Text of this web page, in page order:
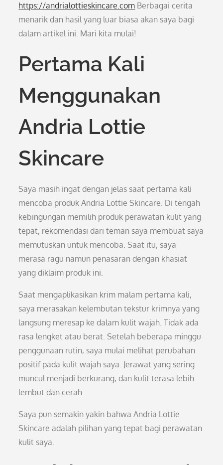
https://andrialottieskincare.com Berbagai cerita
menarik dan hasil yang luar biasa akan saya bagi
dalam artikel ini. Mari kita mulai!
Pertama Kali
Menggunakan
Andria Lottie
Skincare
Saya masih ingat dengan jelas saat pertama kali
mencoba produk Andria Lottie Skincare. Di tengah
kebingungan memilih produk perawatan kulit yang
tepat, rekomendasi dari teman saya membuat saya
memutuskan untuk mencoba. Saat itu, saya
merasa ragu namun penasaran dengan khasiat
yang diklaim produk ini.
Saat mengaplikasikan krim malam pertama kali,
saya merasakan kelembutan tekstur krimnya yang
langsung meresap ke dalam kulit wajah. Tidak ada
rasa lengket atau berat. Setelah beberapa minggu
penggunaan rutin, saya mulai melihat perubahan
positif pada kulit wajah saya. Jerawat yang sering
muncul menjadi berkurang, dan kulit terasa lebih
lembut dan cerah.
Saya pun semakin yakin bahwa Andria Lottie
Skincare adalah pilihan yang tepat bagi perawatan
kulit saya.